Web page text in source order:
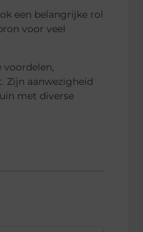
een belangrijke rol
voor veel
voordelen,
Zijn aanwezigheid
met diverse